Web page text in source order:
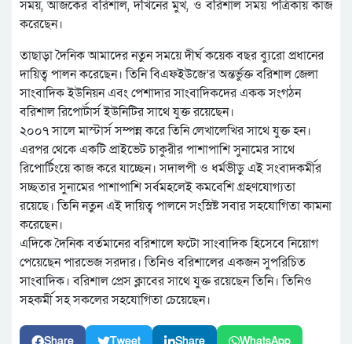
সময়, আজকের বরিশাল, দখিনের মুখ, ও বরিশাল সময় পত্রিকায় কাজ
করেছেন।
তাছাড়া দৈনিক আমাদের নতুন সময়ে দীর্ঘ কয়েক বছর ব্যুরো প্রধানের
দায়িত্ব পালন করেছেন। তিনি বিএফইউজে’র অন্তর্ভুক্ত বরিশাল জেলা
সাংবাদিক ইউনিয়ন এবং পেশাদার সাংবাদিকদের একক সংগঠন
বরিশাল রিপোর্টার্স ইউনিটির সাথে যুক্ত রয়েছেন।
২০০৭ সালে মাস্টার্স সম্পন্ন করে তিনি লেখালেখির সাথে যুক্ত হন।
এরপর থেকে একটি প্রাইভেট চাকুরীর পাশাপাশি সুনামের সাথে
রিপোর্টিংয়ে কাজ করে যাচ্ছেন। সদালপী ও ধর্মভীড়ু এই সংবাদকর্মীর
সচ্ছতার সুনামের পাশাপাশি সর্বমহলেই কমবেশি গ্রহণযোগ্যতা
রয়েছে। তিনি নতুন এই দায়িত্ব পালনে সংস্লিষ্ট সবার সহযোগিতা কামনা
করেছেন।
এদিকে দৈনিক বর্তমানের বরিশালে ফটো সাংবাদিক হিসেবে নিয়োগ
পেয়েছেন পারভেজ সরদার। তিনিও বরিশালের একজন সুপরিচিত
সাংবাদিক। বরিশাল প্রেস ক্লাবের সাথে যুক্ত রয়েছেন তিনি। তিনিও
সহকর্মী সহ সকলের সহযোগিতা চেয়েছেন।